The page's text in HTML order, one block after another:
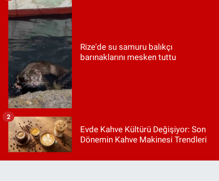
Rize'de su samuru balıkçı
barınaklarını mesken tuttu
Evde Kahve Kültürü Değişiyor: Son
Dönemin Kahve Makinesi Trendleri
2